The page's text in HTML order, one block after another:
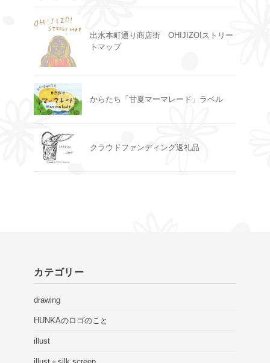
出水本町通り商店街 OH!JIZO!ストリー
トマップ
からたち「甘夏マーマレード」ラベル
クラウドファンディング返礼品
カテゴリー
drawing
HUNKAのロゴのこと
illust